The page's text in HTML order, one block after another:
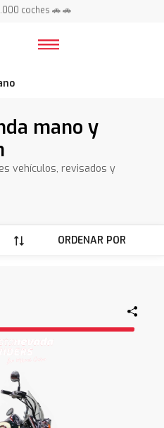
coches 🚗 🚗
mano y
vehículos, revisados y
ORDENAR POR